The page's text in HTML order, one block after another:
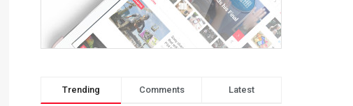
Trending Comments Latest